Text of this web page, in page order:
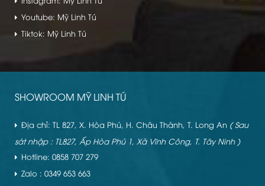
Youtube: Mỹ Linh Tú
Tiktok: Mỹ Linh Tú
SHOWROOM MỸ LINH TÚ
Địa chỉ: TL 827, X. Hòa Phú, H. Châu Thành, T. Long An ( Sau
sát nhập : TL827, Ấp Hòa Phú 1, Xã Vĩnh Công, T. Tây Ninh )
Hotline: 0858 707 279
Zalo : 0349 653 663